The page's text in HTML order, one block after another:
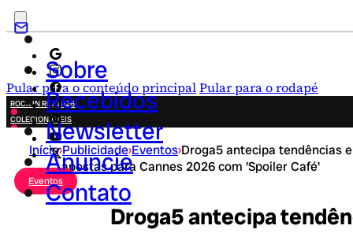
Pular para o conteúdo principalPular para o rodapé
Sobre
Recebidos
Newsletter
Anuncie
Contato
ROCK IN RIO 2026
COLECIONÁVEIS
FESTA JUNINA
NOVIDADES
CAMPANHAS CRIATIVAS
Início›Publicidade›Eventos›Droga5 antecipa tendências e
apostas para Cannes 2026 com 'Spoiler Café'
Eventos
Droga5 antecipa